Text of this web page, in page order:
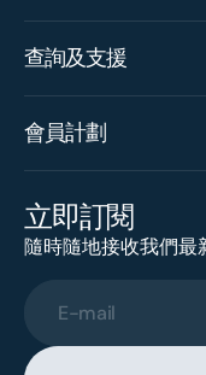
查詢及支援
會員計劃
立即訂閱
隨時隨地接收我們最
E-mail